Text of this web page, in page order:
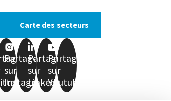
Carte des secteurs
Partager
sur
Instagram
Partager
sur
LinkedIn
Partager
sur
Youtube